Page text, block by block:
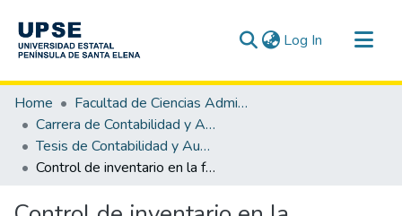
Log In (current)
Communities & Collections
All of DSpace
Statistics
Home
Facultad de Ciencias Administrativas
Carrera de Contabilidad y Auditoría
Tesis de Contabilidad y Auditoría
Control de inventario en la ferretería Mi Rey, cantón La Libertad, año 2021.